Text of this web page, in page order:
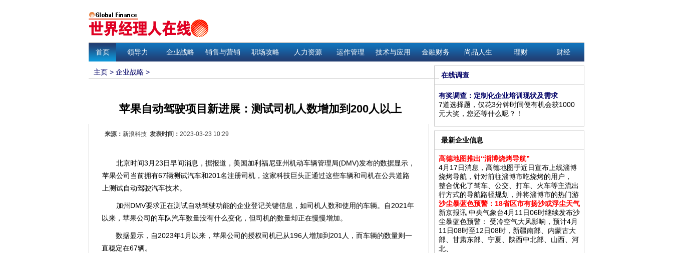
首页 领导力 企业战略 销售与营销 职场攻略 人力资源 运作管理 技术与应用 金融财务 尚品人生 理财 财经
主页 > 企业战略 >
苹果自动驾驶项目新进展：测试司机人数增加到200人以上
来源： 新浪科技 发表时间： 2023-03-23 10:29
北京时间3月23日早间消息，据报道，美国加利福尼亚州机动车辆管理局(DMV)发布的数据显示，
苹果公司当前拥有67辆测试汽车和201名注册司机，这家科技巨头正通过这些车辆和司机在公共道路
上测试自动驾驶汽车技术。
加州DMV要求正在测试自动驾驶功能的企业登记关键信息，如司机人数和使用的车辆。自2021年
以来，苹果公司的车队汽车数量没有什么变化，但司机的数量却正在慢慢增加。
数据显示，自2023年1月以来，苹果公司的授权司机已从196人增加到201人，而车辆的数量则一
直稳定在67辆。
在线调查
有奖调查：定制化企业培训现状及需求
7道选择题，仅花3分钟时间便有机会获1000
元大奖，您还等什么呢？！
最新企业信息
高德地图推出“淄博烧烤导航”
4月17日消息，高德地图于近日宣布上线淄博
烧烤导航，针对前往淄博市吃烧烤的用户，
整合优化了驾车、公交、打车、火车等主流出
行方式的导航路径规划，并将淄博市的热门游
沙尘暴蓝色预警：18省区市有扬沙或浮尘天气
新京报讯 中央气象台4月11日06时继续发布沙
尘暴蓝色预警： 受冷空气大风影响，预计4月
11日08时至12日08时，新疆南部、内蒙古大
部、甘肃东部、宁夏、陕西中北部、山西、河
北、